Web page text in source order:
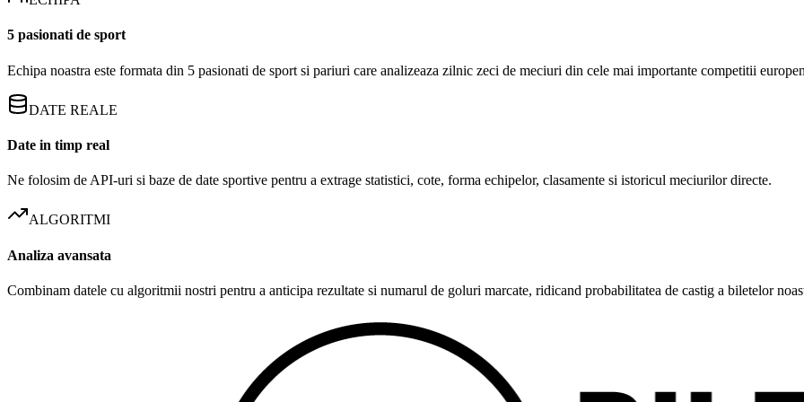
5 pasionati de sport
Echipa noastra este formata din 5 pasionati de sport si pariuri care analizeaza zilnic zeci de meciuri din cele mai importante competitii
DATE REALE
Date in timp real
Ne folosim de API-uri si baze de date sportive pentru a extrage statistici, cote, forma echipelor, clasamente si istoricul meciurilor directe.
ALGORITMI
Analiza avansata
Combinam datele cu algoritmii nostri pentru a anticipa rezultate si numarul de goluri marcate, ridicand probabilitatea de castig a biletelor